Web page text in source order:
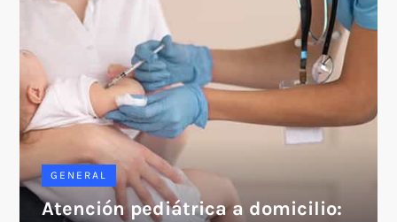
GENERAL
Atención pediátrica a domicilio: